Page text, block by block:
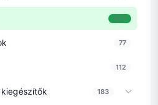
623
77
112
183